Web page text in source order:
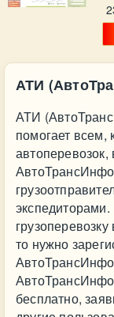
АТИ
АТИ
помогает всем,
автоперевозок,
то нужно
бесплатно,